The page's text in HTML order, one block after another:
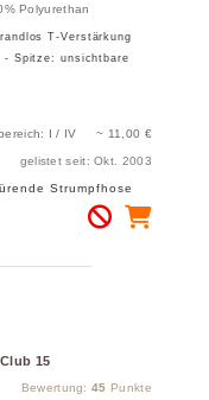
Polyurethan
T-Verstärkung
Spitze: unsichtbare
I / IV ~ 11,00 €
gelistet seit: Okt. 2003
Strumpfhose
15
Bewertung:45 Punkte